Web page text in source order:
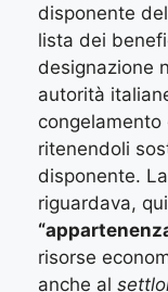
disponente
lista dei
designazione
autorità
ritenendoli
disponente.
riguardava,
risorse
anche al